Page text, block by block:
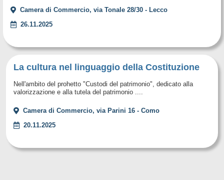
Camera di Commercio, via Tonale 28/30 - Lecco
26.11.2025
La cultura nel linguaggio della Costituzione
Nell'ambito del prohetto "Custodi del patrimonio", dedicato alla
valorizzazione e alla tutela del patrimonio ....
Camera di Commercio, via Parini 16 - Como
20.11.2025